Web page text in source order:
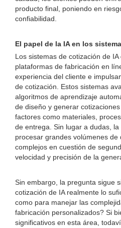
producto final, poniendo en
confiabilidad.
El papel de la IA en los
Los sistemas de cotización de
plataformas de fabricación en
experiencia del cliente e
de cotización. Estos sistemas
algoritmos de aprendizaje
de diseño y generar
factores como materiales,
de entrega. Sin lugar a dudas,
procesar grandes volúmenes de
complejos en cuestión de
velocidad y precisión de la
Sin embargo, la pregunta sigue
cotización de IA realmente lo
como para manejar las
fabricación personalizados? Si
significativos en esta área,